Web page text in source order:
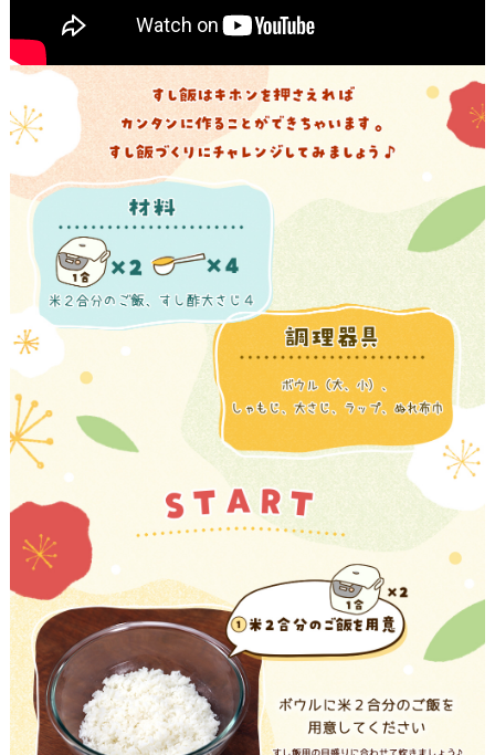
お酢ドリンク
みりん風・料理酒
つゆ たれ
スープ 中華
クイック調味料
炊き込みご飯の素 米飯用調味液
納豆 Fibee
キャンペーン情報
ブランド・スペシャルサイト
ブランド・スペシャルサイト トップ
商品ブランドサイト
Fibee（ファイビー）
くらしプラ酢
カンタン酢
かおりの蔵
つゆ
鍋なび
納豆のサイト
PIN印
三ツ判山吹
千夜
スペシャルサイト
企業情報
国内事業概要
ミツカングループについて
企業理念
ミツカンの歴史
ミツカンを知る
環境への取り組み
水の文化センター（アーカイブ）
ZENB initiative
MIM（ミツカンミュージアム）
ニュースリリース
お客様相談センター
お客様の声をいかしました
販売終了製品のご案内
よくあるご質問